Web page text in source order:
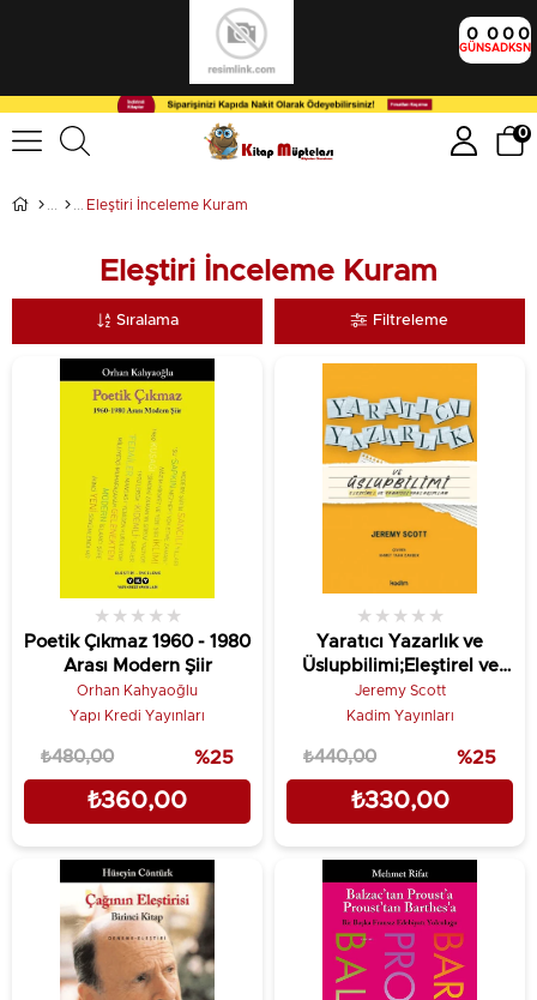
0
GÜN
0
SA
0
DK
0
SN
0
Eleştiri İnceleme Kuram
Eleştiri İnceleme Kuram
Filtreleme
Sıralama
Poetik Çıkmaz 1960 - 1980
Arası Modern Şiir
★ ★ ★ ★ ★
Orhan Kahyaoğlu
Yapı Kredi Yayınları
₺360,00
₺480,00 %25
Yaratıcı Yazarlık ve
Üslupbilimi;Eleştirel ve
Yaratıcı Yaklaşımlar
★ ★ ★ ★ ★
Jeremy Scott
Kadim Yayınları
₺330,00
₺440,00 %25